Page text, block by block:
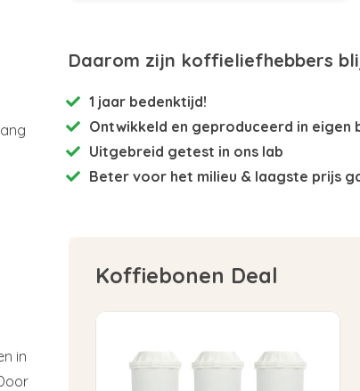
in
Daarom zijn koffieliefhebbers
1 jaar bedenktijd!
Ontwikkeld en geproduceerd in eigen
Uitgebreid getest in ons lab
Beter voor het milieu & laagste prijs
Koffiebonen Deal